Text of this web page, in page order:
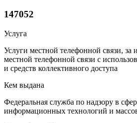
147052
Услуга
Услуги местной телефонной связи, за
местной телефонной связи с
и средств коллективного доступа
Кем выдана
Федеральная служба по надзору в
информационных технологий и